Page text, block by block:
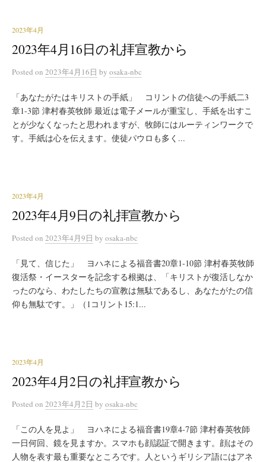
2023年4月
2023年4月16日の礼拝宣教から
Posted on 2023年4月16日 by osaka-nbc
「あなたがたはキリストの手紙」 コリントの信徒への手紙二3
章1-3節 津村春英牧師 最近は電子メールが重宝し、手紙を出すこ
とが少なくなったと思われますが、牧師にはルーティンワークで
す。手紙は心を伝えます。使徒パウロも多く...
2023年4月
2023年4月9日の礼拝宣教から
Posted on 2023年4月9日 by osaka-nbc
「見て、信じた」 ヨハネによる福音書20章1-10節 津村春英牧師
復活祭・イースターを記念する根拠は、「キリストが復活しなか
ったのなら、わたしたちの宣教は無駄であるし、あなたがたの信
仰も無駄です。」（1コリント15:1...
2023年4月
2023年4月2日の礼拝宣教から
Posted on 2023年4月2日 by osaka-nbc
「この人を見よ」 ヨハネによる福音書19章4‐7節 津村春英牧師
一日何回、鏡を見ますか。スマホも顔認証で開きます。顔はその
人物を表す最も重要なところです。人というギリシア語にはアネ